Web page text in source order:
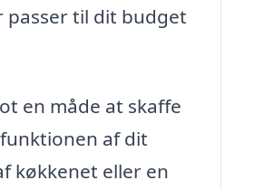
passer til dit budget
en måde at skaffe
af dit
køkkenet eller en